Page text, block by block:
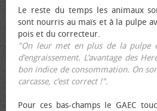
Le reste du temps les animaux
sont nourris au maïs et à la pulpe
pois et du correcteur.
"On leur met en plus de la pulpe
d’engraissement. L’avantage des
bon indice de consommation. On
carcasse, c’est correct !".
Pour ces bas-champs le GAEC